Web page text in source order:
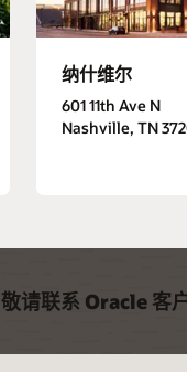
纳什维尔
601 11th Ave N
Nashville, TN
敬请联系 Oracle 客